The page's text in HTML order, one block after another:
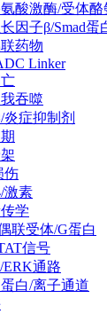
酸激酶/受体
因子β/Smad蛋
药物
Linker
吞噬
炎症抑制剂
伤
激素
学
联受体/G蛋白
信号
通路
白/离子通道